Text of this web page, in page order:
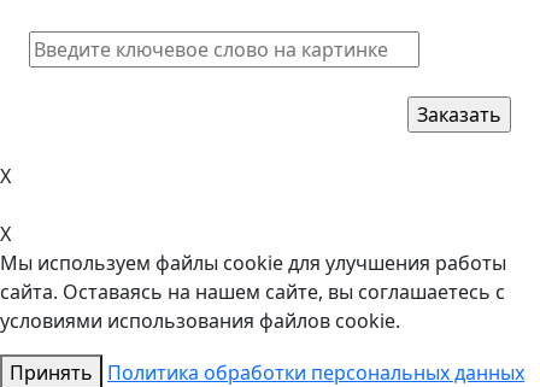
X
X
Мы используем файлы cookie для улучшения работы
сайта. Оставаясь на нашем сайте, вы соглашаетесь с
условиями использования файлов cookie.
Принять
Политика обработки персональных данных